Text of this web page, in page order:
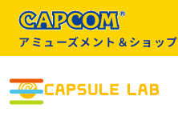
アミューズメント＆ショップ